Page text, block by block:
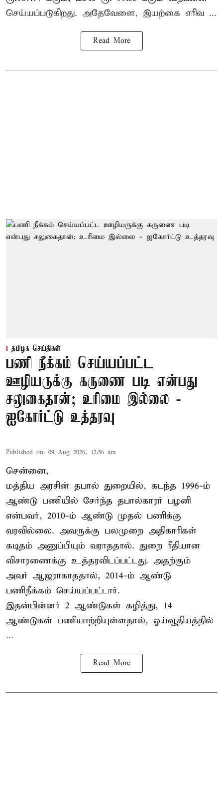
செய்யப்படுகிறது. அதேவேளை, இயற்கை எரிவ ...
Read More
தமிழக செய்திகள்
பணி நீக்கம் செய்யப்பட்ட
ஊழியருக்கு கருணை படி என்பது
சலுகைதான்; உரிமை இல்லை -
ஐகோர்ட்டு உத்தரவு
Published on: 09 Aug 2026, 12:56 am
சென்னை,
மத்திய அரசின் தபால் துறையில், கடந்த 1996-ம்
ஆண்டு பணியில் சேர்ந்த தபால்காரர் பழனி
என்பவர், 2010-ம் ஆண்டு முதல் பணிக்கு
வரவில்லை. அவருக்கு பலமுறை அதிகாரிகள்
கடிதம் அனுப்பியும் வராததால். துறை ரீதியான
விசாரணைக்கு உத்தரவிடப்பட்டது. அதற்கும்
அவர் ஆஜராகாததால், 2014-ம் ஆண்டு
பணிநீக்கம் செய்யப்பட்டார்.
இதன்பின்னர் 2 ஆண்டுகள் கழித்து, 14
ஆண்டுகள் பணியாற்றியுள்ளதால், ஓய்வூதியத்தில்
...
Read More